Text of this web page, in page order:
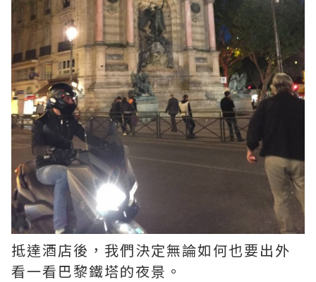
抵達酒店後，我們決定無論如何也要出外
看一看巴黎鐵塔的夜景。